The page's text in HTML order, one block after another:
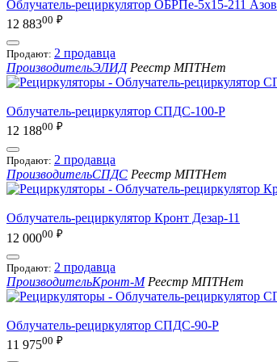
Облучатель-рециркулятор ОБРПе-5x15-211 Азов
12 88300 ₽
Продают: 2 продавца
ПроизводительЭЛИД Реестр МПТНет
Облучатель-рециркулятор СПДС-100-Р
12 18800 ₽
Продают: 2 продавца
ПроизводительСПДС Реестр МПТНет
Облучатель-рециркулятор Кронт Дезар-11
12 00000 ₽
Продают: 2 продавца
ПроизводительКронт-М Реестр МПТНет
Облучатель-рециркулятор СПДС-90-Р
11 97500 ₽